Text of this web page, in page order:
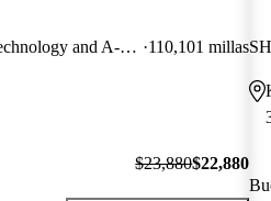
SH-AWD with Technology and A-SPEC Package 110,101 millas
$23,880$22,880